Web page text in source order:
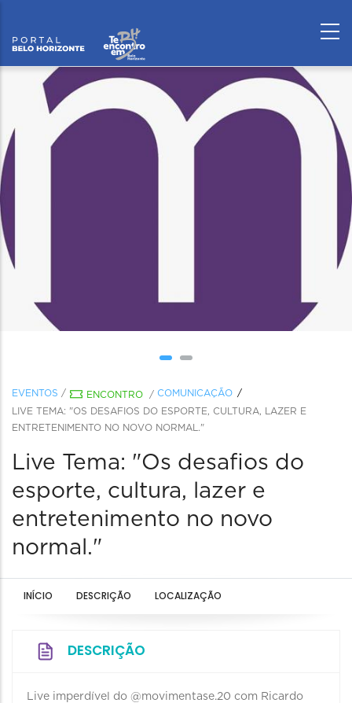
EVENTOS / ENCONTRO / COMUNICAÇÃO
LIVE TEMA: "OS DESAFIOS DO ESPORTE, CULTURA, LAZER E
ENTRETENIMENTO NO NOVO NORMAL."
Live Tema: "Os desafios do
esporte, cultura, lazer e
entretenimento no novo
normal."
INÍCIO DESCRIÇÃO LOCALIZAÇÃO
DESCRIÇÃO
Live imperdível do @movimentase.20 com Ricardo